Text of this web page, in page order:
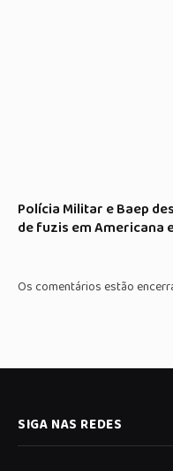
Polícia Militar e Baep
de fuzis em Americana
Os comentários estão
SIGA NAS REDES